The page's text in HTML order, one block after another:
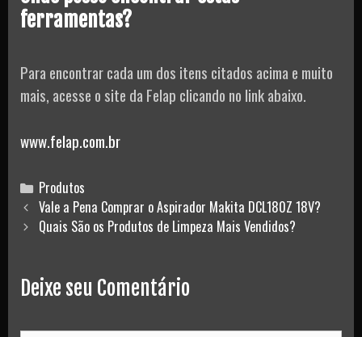
ferramentas?
Para encontrar cada um dos itens citados acima e muito
mais, acesse o site da Felap clicando no link abaixo.
www.felap.com.br
Categories
Produtos
Post
navigation
Vale a Pena Comprar o Aspirador Makita DCL180Z 18V?
Quais São os Produtos de Limpeza Mais Vendidos?
Deixe seu Comentário